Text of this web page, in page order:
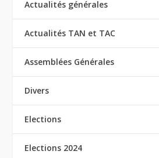
Actualités générales
Actualités TAN et TAC
Assemblées Générales
Divers
Elections
Elections 2024